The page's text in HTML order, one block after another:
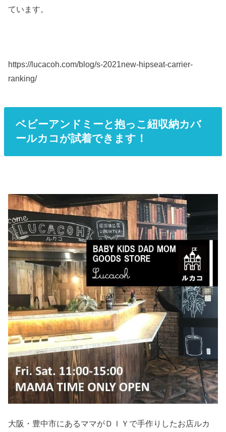
ています。
https://lucacoh.com/blog/s-2021new-hipseat-carrier-
ranking/
ベビーアンドミーと抱っこ紐収納カバ
ールカコが試着できます！
大阪・豊中市にあるママがＤＩＹで手作りしたお店ルカ